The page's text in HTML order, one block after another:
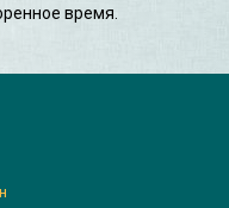
время.